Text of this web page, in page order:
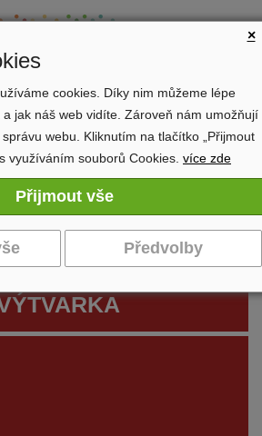
navigaci
×
cookies. Díky nim můžeme lépe
jak náš web vidíte. Zároveň nám umožňují
webu. Kliknutím na tlačítko „Přijmout
využíváním souborů Cookies. více zde